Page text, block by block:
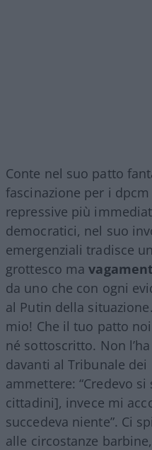
Conte nel suo patto
fascinazione per i
repressive più
democratici, nel suo
emergenziali tradisce
grottesco ma
da uno che con ogni
al Putin della
mio! Che il tuo patto
né sottoscritto. Non
davanti al Tribunale
ammettere: “Credevo
cittadini], invece mi
succedeva niente”. Ci
alle circostanze